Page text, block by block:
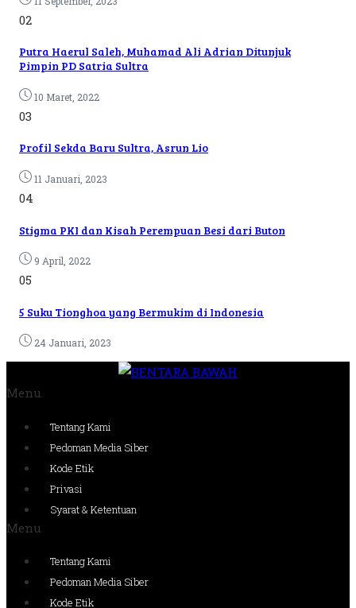
02
Putra Haerul Saleh, Muhamad Ali Adrian Ditunjuk
Pimpin PD Satria Sultra
10 Maret, 2022
03
Profil Sekda Baru Sultra, Asrun Lio
11 Januari, 2023
04
Stigma PKI dan Kisah Perempuan Besi dari Buton
9 April, 2022
05
5 Suku Tionghoa yang Bermukim di Indonesia
24 Januari, 2023
Menu
Tentang Kami
Pedoman Media Siber
Kode Etik
Privasi
Syarat & Ketentuan
Menu
Tentang Kami
Pedoman Media Siber
Kode Etik